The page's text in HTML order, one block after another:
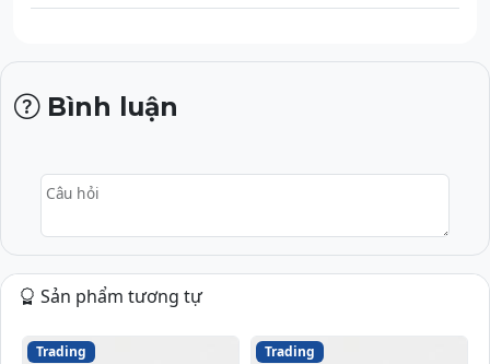
Bình luận
Câu hỏi
Sản phẩm tương tự
Trading Trading